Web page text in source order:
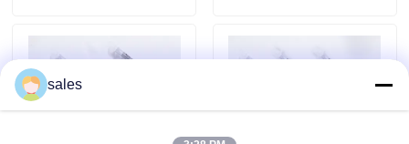
ET Buisluchtroute
Laryngeal Maskerluchtroute
sales